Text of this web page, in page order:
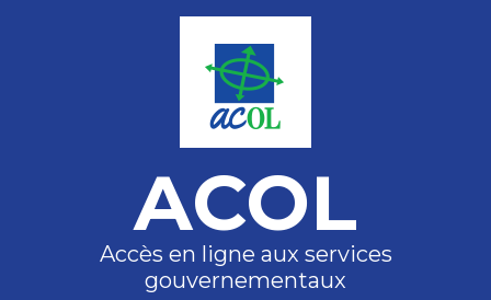
ACOL
Accès en ligne aux services
gouvernementaux